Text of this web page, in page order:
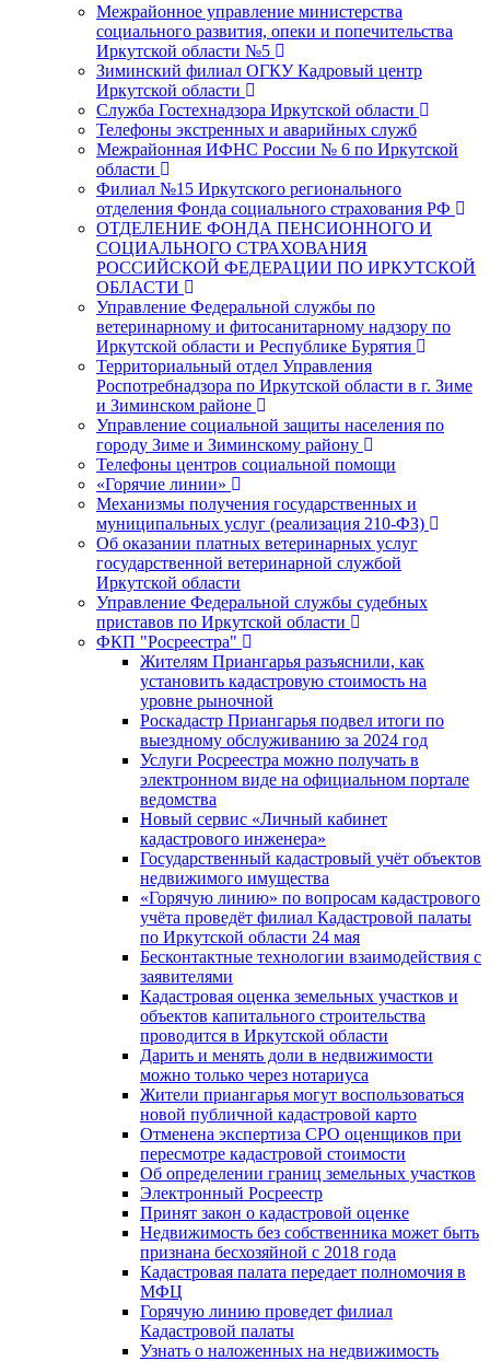
Межрайонное управление министерства
социального развития, опеки и попечительства
Иркутской области №5
Зиминский филиал ОГКУ Кадровый центр
Иркутской области
Служба Гостехнадзора Иркутской области
Телефоны экстренных и аварийных служб
Межрайонная ИФНС России № 6 по Иркутской
области
Филиал №15 Иркутского регионального
отделения Фонда социального страхования РФ
ОТДЕЛЕНИЕ ФОНДА ПЕНСИОННОГО И
СОЦИАЛЬНОГО СТРАХОВАНИЯ
РОССИЙСКОЙ ФЕДЕРАЦИИ ПО ИРКУТСКОЙ
ОБЛАСТИ
Управление Федеральной службы по
ветеринарному и фитосанитарному надзору по
Иркутской области и Республике Бурятия
Территориальный отдел Управления
Роспотребнадзора по Иркутской области в г. Зиме
и Зиминском районе
Управление социальной защиты населения по
городу Зиме и Зиминскому району
Телефоны центров социальной помощи
«Горячие линии»
Механизмы получения государственных и
муниципальных услуг (реализация 210-ФЗ)
Об оказании платных ветеринарных услуг
государственной ветеринарной службой
Иркутской области
Управление Федеральной службы судебных
приставов по Иркутской области
ФКП "Росреестра"
Жителям Приангарья разъяснили, как
установить кадастровую стоимость на
уровне рыночной
Роскадастр Приангарья подвел итоги по
выездному обслуживанию за 2024 год
Услуги Росреестра можно получать в
электронном виде на официальном портале
ведомства
Новый сервис «Личный кабинет
кадастрового инженера»
Государственный кадастровый учёт объектов
недвижимого имущества
«Горячую линию» по вопросам кадастрового
учёта проведёт филиал Кадастровой палаты
по Иркутской области 24 мая
Бесконтактные технологии взаимодействия с
заявителями
Кадастровая оценка земельных участков и
объектов капитального строительства
проводится в Иркутской области
Дарить и менять доли в недвижимости
можно только через нотариуса
Жители приангарья могут воспользоваться
новой публичной кадастровой карто
Отменена экспертиза СРО оценщиков при
пересмотре кадастровой стоимости
Об определении границ земельных участков
Электронный Росреестр
Принят закон о кадастровой оценке
Недвижимость без собственника может быть
признана бесхозяйной с 2018 года
Кадастровая палата передает полномочия в
МФЦ
Горячую линию проведет филиал
Кадастровой палаты
Узнать о наложенных на недвижимость